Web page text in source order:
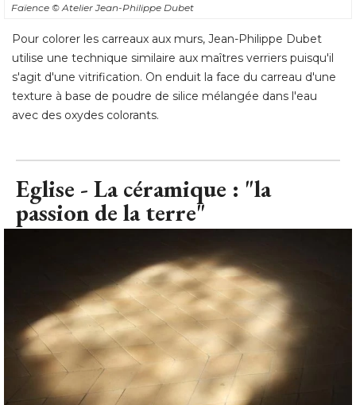
Faïence © Atelier Jean-Philippe Dubet
Pour colorer les carreaux aux murs, Jean-Philippe Dubet
utilise une technique similaire aux maîtres verriers puisqu'il
s'agit d'une vitrification. On enduit la face du carreau d'une
texture à base de poudre de silice mélangée dans l'eau
avec des oxydes colorants.
Eglise - La céramique : "la
passion de la terre"